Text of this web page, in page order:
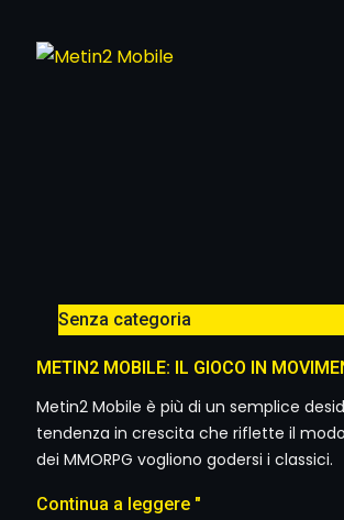
Senza categoria
METIN2 MOBILE: IL GIOCO IN
Metin2 Mobile è più di un semplice
tendenza in crescita che riflette il
dei MMORPG vogliono godersi i classici.
Continua a leggere "